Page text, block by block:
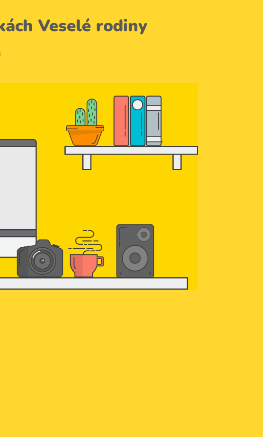
Veselé rodiny